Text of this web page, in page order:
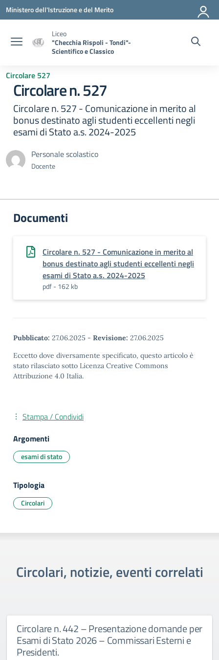
Vai ai contenuti
Vai al menu di navigazione
Vai al footer
Ministero dell'Istruzione e del Merito
Liceo
"Checchia Rispoli - Tondi"-
Scientifico e Classico
Circolare 527
Circolare n. 527
Circolare n. 527 - Comunicazione in merito al
bonus destinato agli studenti eccellenti negli
esami di Stato a.s. 2024-2025
Personale scolastico
Docente
Documenti
Circolare n. 527 - Comunicazione in merito al
bonus destinato agli studenti eccellenti negli
esami di Stato a.s. 2024-2025
pdf - 162 kb
Pubblicato: 27.06.2025 - Revisione: 27.06.2025
Eccetto dove diversamente specificato, questo articolo è
stato rilasciato sotto Licenza Creative Commons
Attribuzione 4.0 Italia.
Stampa / Condividi
Argomenti
esami di stato
Tipologia
Circolari
Circolari, notizie, eventi correlati
Circolare n. 442 – Presentazione domande per
Esami di Stato 2026 – Commissari Esterni e
Presidenti.